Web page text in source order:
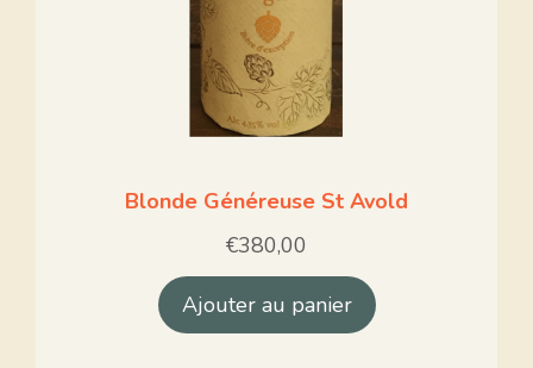
Blonde Généreuse St Avold
€380,00
Ajouter au panier